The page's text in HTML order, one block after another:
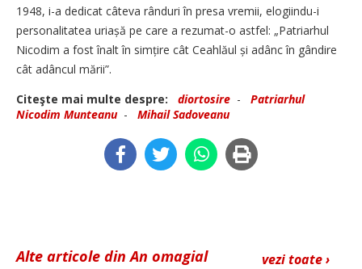
1948, i-a dedicat câteva rânduri în presa vremii, elogiindu-i
personalitatea uriașă pe care a rezumat-o astfel: „Patriarhul
Nicodim a fost înalt în simțire cât Ceahlăul și adânc în gândire
cât adâncul mării”.
Citeşte mai multe despre:
diortosire - Patriarhul
Nicodim Munteanu- Mihail Sadoveanu
vezi toate ›
Alte articole din An omagial